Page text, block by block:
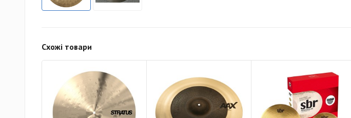
Схожі товари